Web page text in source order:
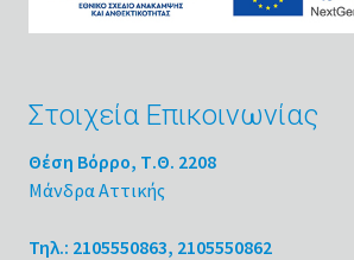
Στοιχεία Επικοινωνίας
Θέση Βόρρο, Τ.Θ. 2208
Μάνδρα Αττικής
Τηλ.: 2105550863, 2105550862